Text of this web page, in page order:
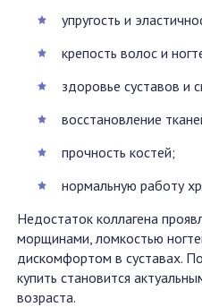
упругость и
крепость волос и
здоровье суставов и
восстановление
прочность костей;
нормальную работу
Недостаток коллагена
морщинами, ломкостью
дискомфортом в суставах.
купить становится
возраста.